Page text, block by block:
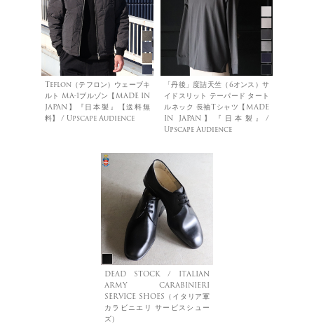
Teflon（テフロン）ウェーブキ
ルト MA-1ブルゾン【MADE IN
JAPAN】『日本製』【送料無
料】 / Upscape Audience
「丹後」度詰天竺（6オンス）サ
イドスリット テーパード タート
ルネック 長袖Tシャツ【MADE
IN JAPAN】『日本製』/
Upscape Audience
DEAD STOCK / ITALIAN
ARMY CARABINIERI
SERVICE SHOES（イタリア軍
カラビニエリ サービスシュー
ズ）